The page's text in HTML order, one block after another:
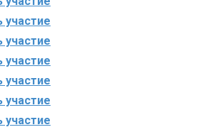
участие
участие
участие
участие
участие
участие